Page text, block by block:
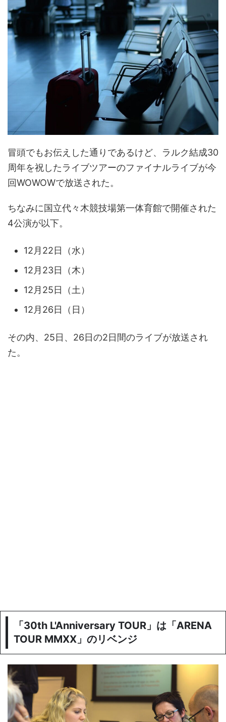
冒頭でもお伝えした通りであるけど、ラルク結成30
周年を祝したライブツアーのファイナルライブが今
回WOWOWで放送された。
ちなみに国立代々木競技場第一体育館で開催された
4公演が以下。
12月22日（水）
12月23日（木）
12月25日（土）
12月26日（日）
その内、25日、26日の2日間のライブが放送され
た。
「30th L'Anniversary TOUR」は「ARENA
TOUR MMXX」のリベンジ